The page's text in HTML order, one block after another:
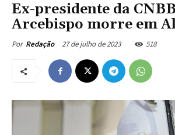
Ex-presidente da
Arcebispo morre em
Por Redação 27 de julho de 2023 518